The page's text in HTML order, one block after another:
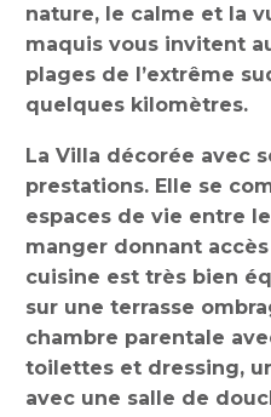
nature, le calme et la
maquis vous invitent
plages de l’extrême
quelques kilomètres.
La Villa décorée avec
prestations. Elle se
espaces de vie entre
manger donnant
cuisine est très bien
sur une terrasse
chambre parentale
toilettes et dressing,
avec une salle de